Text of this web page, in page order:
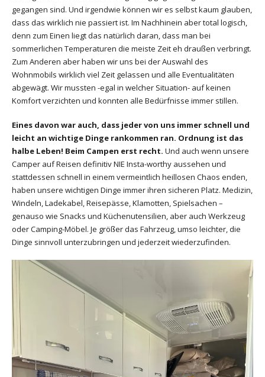
gegangen sind. Und irgendwie können wir es selbst kaum glauben,
dass das wirklich nie passiert ist. Im Nachhinein aber total logisch,
denn zum Einen liegt das natürlich daran, dass man bei
sommerlichen Temperaturen die meiste Zeit eh draußen verbringt.
Zum Anderen aber haben wir uns bei der Auswahl des
Wohnmobils wirklich viel Zeit gelassen und alle Eventualitäten
abgewägt. Wir mussten -egal in welcher Situation- auf keinen
Komfort verzichten und konnten alle Bedürfnisse immer stillen.
Eines davon war auch, dass jeder von uns immer schnell und
leicht an wichtige Dinge rankommen ran. Ordnung ist das
halbe Leben! Beim Campen erst recht. Und auch wenn unsere
Camper auf Reisen definitiv NIE Insta-worthy aussehen und
stattdessen schnell in einem vermeintlich heillosen Chaos enden,
haben unsere wichtigen Dinge immer ihren sicheren Platz. Medizin,
Windeln, Ladekabel, Reisepässe, Klamotten, Spielsachen –
genauso wie Snacks und Küchenutensilien, aber auch Werkzeug
oder Camping-Möbel. Je größer das Fahrzeug, umso leichter, die
Dinge sinnvoll unterzubringen und jederzeit wiederzufinden.